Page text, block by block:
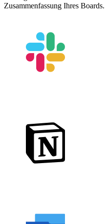
Zusammenfassung Ihres Boards.